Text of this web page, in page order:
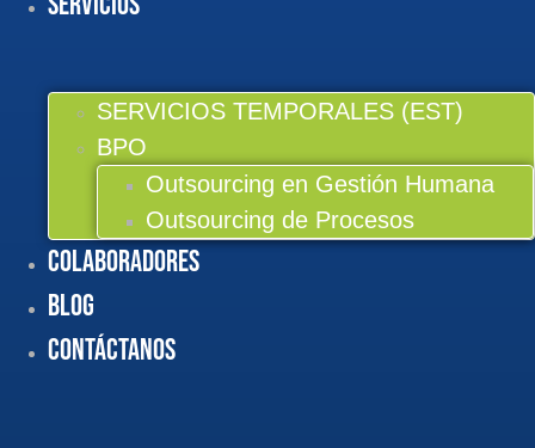
SERVICIOS TEMPORALES (EST)
BPO
Outsourcing en Gestión Humana
Outsourcing de Procesos
Colaboradores
BLOG
Contáctanos